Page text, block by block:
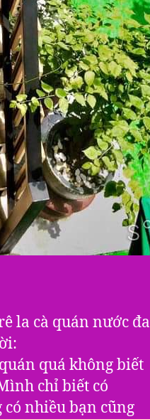
la cà quán nước đa
quá không biết
chỉ biết có
nhiều bạn cũng